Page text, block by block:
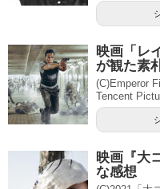
映画「レ
が観た素
(C)Emperor
Tencent
映画『大
な感想